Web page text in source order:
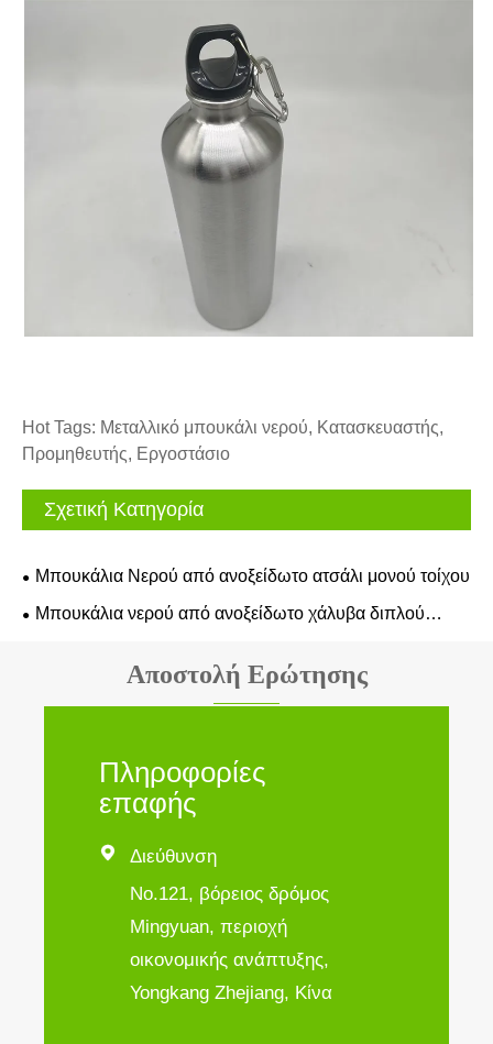
Hot Tags: Μεταλλικό μπουκάλι νερού, Κατασκευαστής,
Προμηθευτής, Εργοστάσιο
Σχετική Κατηγορία
Μπουκάλια Νερού από ανοξείδωτο ατσάλι μονού τοίχου
Μπουκάλια νερού από ανοξείδωτο χάλυβα διπλού
Αποστολή Ερώτησης
Πληροφορίες
επαφής

Διεύθυνση
No.121, βόρειος δρόμος
Mingyuan, περιοχή
οικονομικής ανάπτυξης,
Yongkang Zhejiang, Κίνα